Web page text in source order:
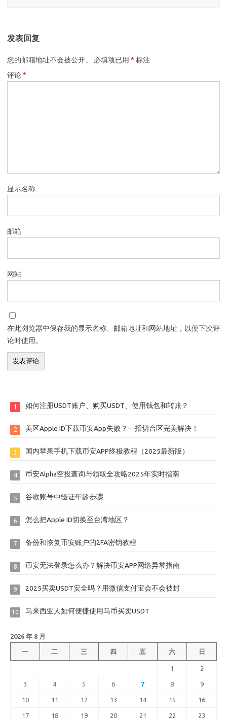
发表回复
您的邮箱地址不会被公开。 必填项已用 * 标注
评论*
显示名称
邮箱
网站
在此浏览器中保存我的显示名称、邮箱地址和网站地址，以便下次评
论时使用。
1 如何注册USDT账户、购买USDT、使用钱包和转账？
2 美区Apple ID下载币安App失败？一招切台区完美解决！
3 国内苹果手机下载币安APP终极教程（2025最新版）
4 币安Alpha空投查询与领取全攻略2025年实时指南
5 谷歌账号中验证年龄步骤
6 怎么把Apple ID切换至台湾地区？
7 备份和恢复币安账户的2FA密钥教程
8 币安无法登录怎么办？解决币安APP网络异常指南
9 2025买卖USDT安全吗？用微信支付宝会不会被封
10 马来西亚人如何便捷使用马币买卖USDT
2026 年 8 月
一 二 三 四 五 六 日
1 2
3 4 5 6 7 8 9
10 11 12 13 14 15 16
17 18 19 20 21 22 23